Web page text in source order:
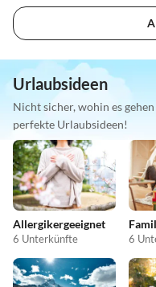
Urlaubsideen
Nicht sicher, wohin es
perfekte Urlaubsideen!
Allergikergeeignet
6 Unterkünfte 6